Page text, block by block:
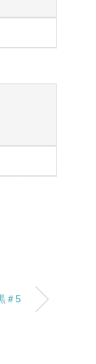
＃5